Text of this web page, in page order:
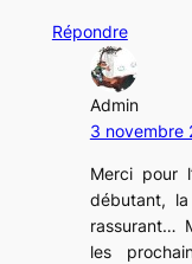
Répondre
Admin
3 novembre
Merci pour
débutant,
rassurant…
les